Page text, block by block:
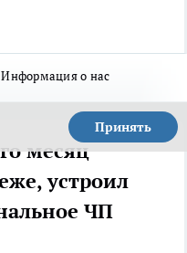
Информация о нас
Принять
месяц
устроил
ЧП